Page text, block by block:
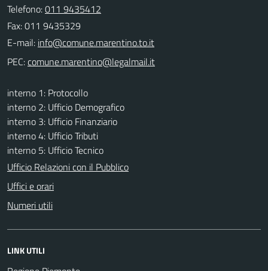
Telefono:011 9435412
Fax: 011 9435329
E-mail:
PEC:
interno 1: Protocollo
interno 2: Ufficio Demografico
interno 3: Ufficio Finanziario
interno 4: Ufficio Tributi
interno 5: Ufficio Tecnico
Ufficio Relazioni con il Pubblico
Uffici e orari
Numeri utili
LINK UTILI